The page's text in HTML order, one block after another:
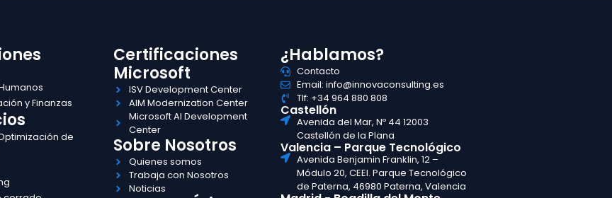
y Finanzas
de
Certificaciones
Microsoft
ISV Development Center
AIM Modernization Center
Microsoft AI Development
Center
Sobre Nosotros
Quienes somos
Trabaja con Nosotros
Noticias
¿Hablamos?
Contacto
Email: info@innovaconsulting.es
Tlf: +34 964 880 808
Castellón
Avenida del Mar, Nº 44 12003
Castellón de la Plana
Valencia – Parque Tecnológico
Avenida Benjamin Franklin, 12 –
Módulo 20, CEEI. Parque Tecnológico
de Paterna, 46980 Paterna, Valencia